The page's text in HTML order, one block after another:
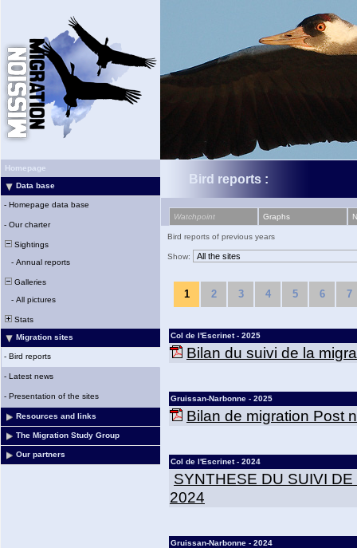
Homepage
Data base
- Homepage data base
- Our charter
Sightings
- Annual reports
Galleries
- All pictures
Stats
Migration sites
- Bird reports
- Latest news
- Presentation of the sites
Resources and links
The Migration Study Group
Our partners
Bird reports :
Watchpoint Graphs
Bird reports of previous years
Show:
1 2 3 4 5 6 7
Col de l'Escrinet - 2025
Bilan du suivi de la
Gruissan-Narbonne - 2025
Bilan de migration Post
Col de l'Escrinet - 2024
SYNTHESE DU SUIVI
2024
Gruissan-Narbonne - 2024